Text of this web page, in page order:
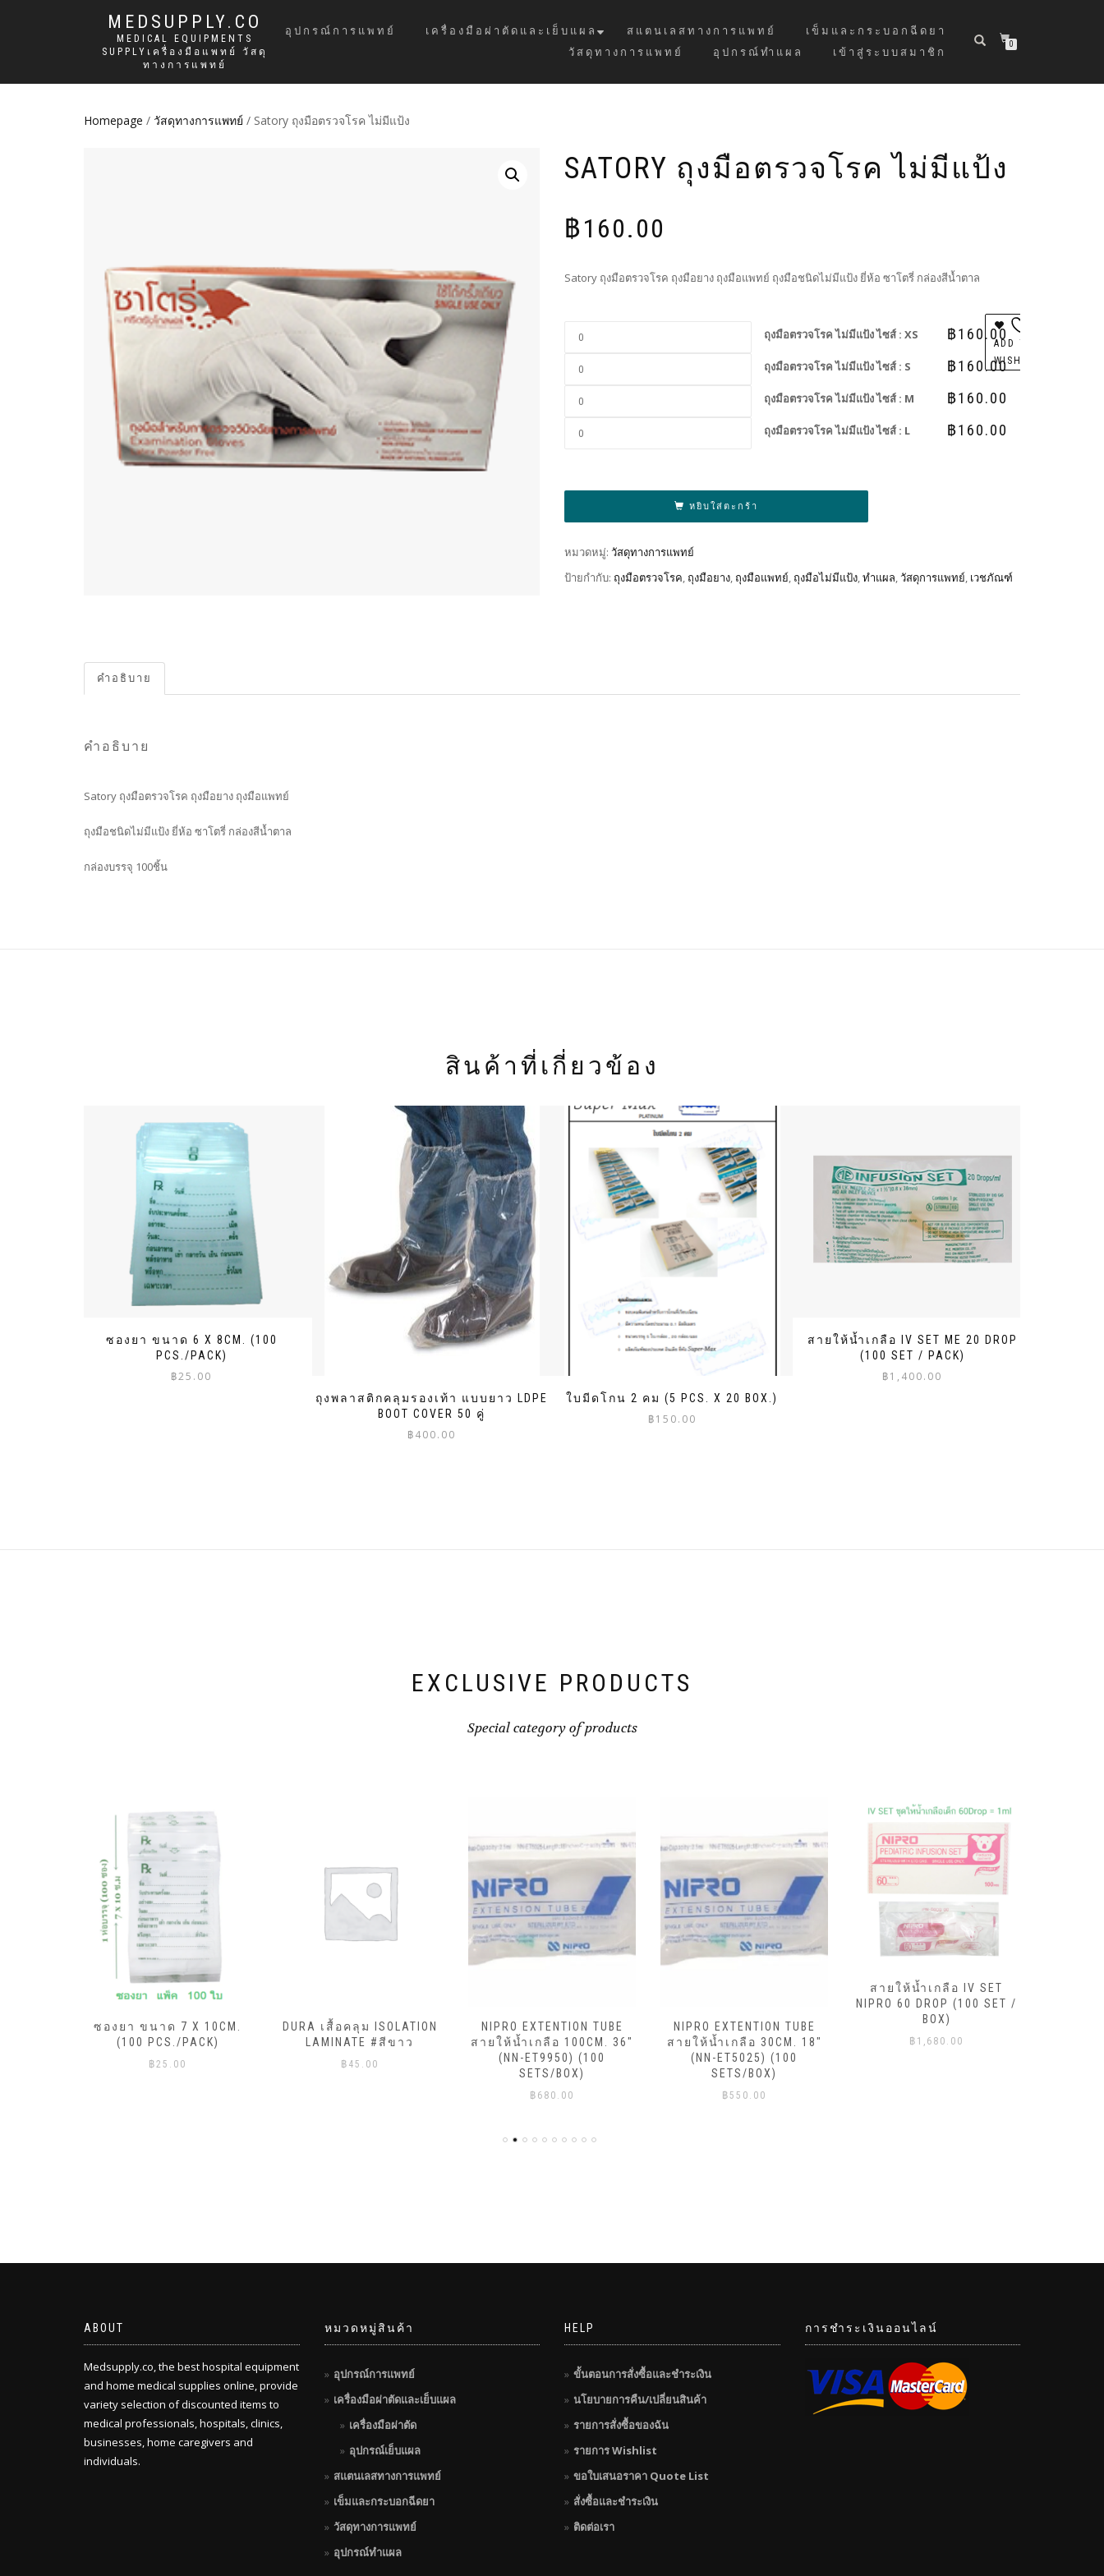
MEDSUPPLY.CO
MEDICAL EQUIPMENTS
SUPPLYเครื่องมือแพทย์ วัสดุ
ทางการแพทย์
อุปกรณ์การแพทย์ เครื่องมือผ่าตัดและเย็บแผล สแตนเลสทางการแพทย์
เข็มและกระบอกฉีดยา
วัสดุทางการแพทย์
อุปกรณ์ทำแผล เข้าสู่ระบบสมาชิก
0
Homepage / วัสดุทางการแพทย์ / Satory ถุงมือตรวจโรค ไม่มีแป้ง
SATORY ถุงมือตรวจโรค ไม่มีแป้ง
฿160.00
Satory ถุงมือตรวจโรค ถุงมือยาง ถุงมือแพทย์ ถุงมือชนิดไม่มีแป้ง ยี่ห้อ ซาโตรี่ กล่องสีน้ำตาล
ถุงมือตรวจโรค ไม่มีแป้ง ไซส์ : XS ฿160.00
ถุงมือตรวจโรค ไม่มีแป้ง ไซส์ : S ฿160.00
ถุงมือตรวจโรค ไม่มีแป้ง ไซส์ : M ฿160.00
ถุงมือตรวจโรค ไม่มีแป้ง ไซส์ : L ฿160.00
หยิบใส่ตะกร้า
ADD TO
WISHLIST
หมวดหมู่: วัสดุทางการแพทย์
ป้ายกำกับ: ถุงมือตรวจโรค ถุงมือยาง ถุงมือแพทย์ ถุงมือไม่มีแป้ง ทำแผล วัสดุการแพทย์ เวชภัณฑ์
คำอธิบาย
คำอธิบาย
Satory ถุงมือตรวจโรค ถุงมือยาง ถุงมือแพทย์
ถุงมือชนิดไม่มีแป้ง ยี่ห้อ ซาโตรี่ กล่องสีน้ำตาล
กล่องบรรจุ 100ชิ้น
สินค้าที่เกี่ยวข้อง
ซองยา ขนาด 6 X 8CM. (100
PCS./PACK)
฿25.00
ถุงพลาสติกคลุมรองเท้า แบบยาว LDPE
BOOT COVER 50 คู่
฿400.00
ใบมีดโกน 2 คม (5 PCS. X 20 BOX.)
฿150.00
สายให้น้ำเกลือ IV SET ME 20 DROP
(100 SET / PACK)
฿1,400.00
EXCLUSIVE PRODUCTS
Special category of products
ซองยา ขนาด 7 X 10CM.
(100 PCS./PACK)
฿25.00
DURA เสื้อคลุม ISOLATION
LAMINATE #สีขาว
฿ 45.00
NIPRO EXTENTION TUBE
สายให้น้ำเกลือ 100CM. 36″
(NN-ET9950) (100
SETS/BOX)
฿ 680.00
NIPRO EXTENTION TUBE
สายให้น้ำเกลือ 30CM. 18″
(NN-ET5025) (100
SETS/BOX)
฿550.00
สายให้น้ำเกลือ IV SET
NIPRO 60 DROP (100 SET /
BOX)
฿ 1,680.00
ABOUT
Medsupply.co, the best hospital equipment
and home medical supplies online, provide
variety selection of discounted items to
medical professionals, hospitals, clinics,
businesses, home caregivers and
individuals.
หมวดหมู่สินค้า
อุปกรณ์การแพทย์
เครื่องมือผ่าตัดและเย็บแผล
เครื่องมือผ่าตัด
อุปกรณ์เย็บแผล
สแตนเลสทางการแพทย์
เข็มและกระบอกฉีดยา
วัสดุทางการแพทย์
อุปกรณ์ทำแผล
HELP
ขั้นตอนการสั่งซื้อและชำระเงิน
นโยบายการคืน/เปลี่ยนสินค้า
รายการสั่งซื้อของฉัน
รายการ Wishlist
ขอใบเสนอราคา Quote List
สั่งซื้อและชำระเงิน
ติดต่อเรา
การชำระเงินออนไลน์